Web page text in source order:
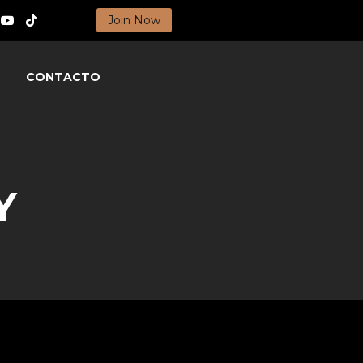
Join Now
CONTACTO